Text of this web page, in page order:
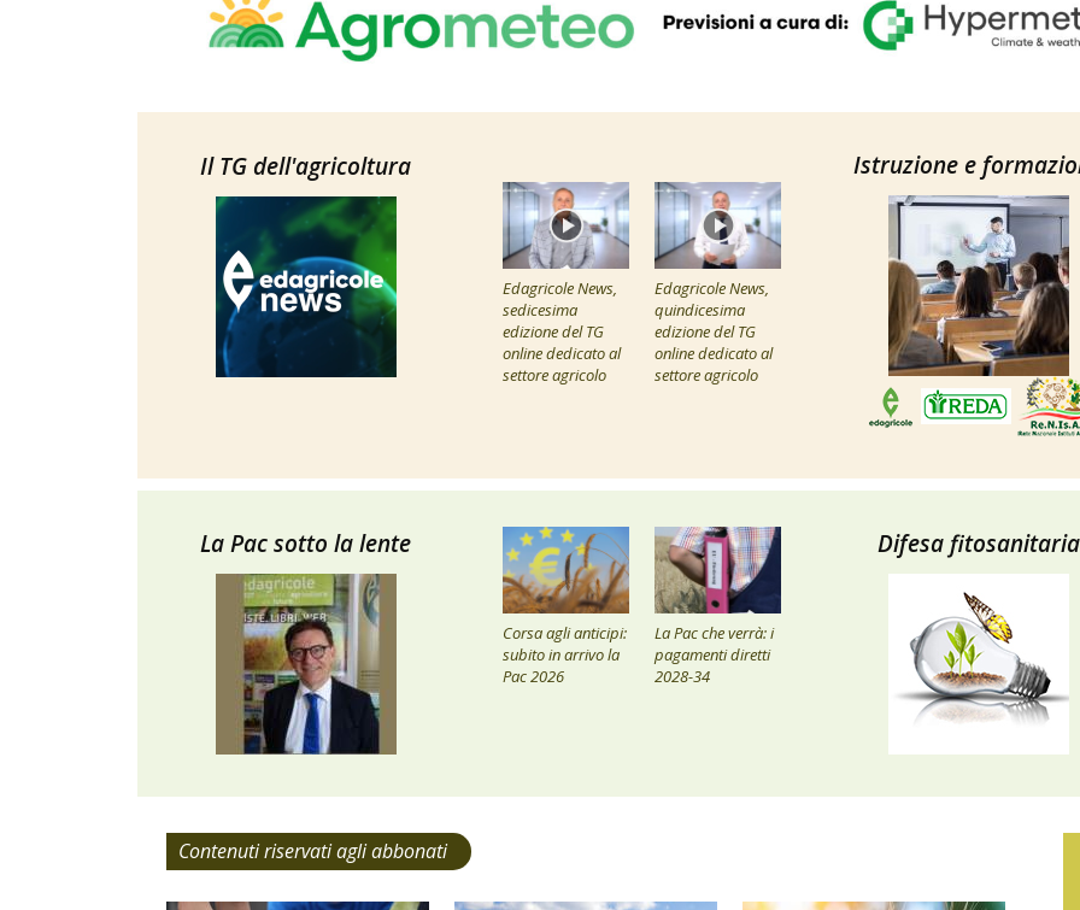
Il TG dell'agricoltura
Edagricole News,
sedicesima
edizione del TG
online dedicato al
settore agricolo
Edagricole News,
quindicesima
edizione del TG
online dedicato al
settore agricolo
Istruzione e
La Pac sotto la lente
Corsa agli anticipi:
subito in arrivo la
Pac 2026
La Pac che verrà: i
pagamenti diretti
2028-34
Difesa fitosanitaria
Contenuti riservati agli abbonati